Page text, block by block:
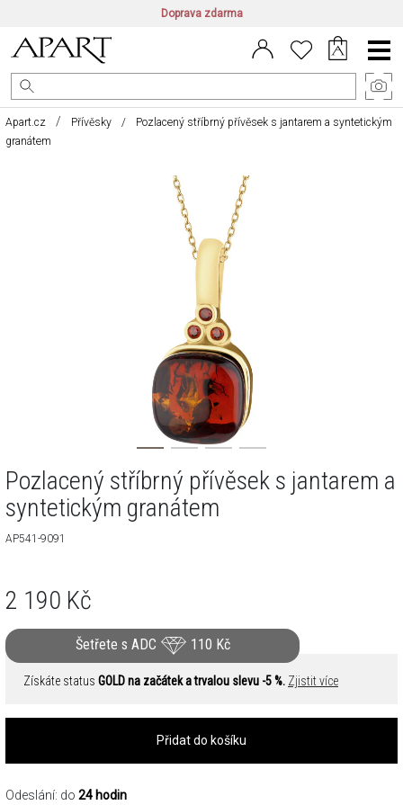
Doprava zdarma
CZ/CZK | EN/EUR PL/PLN
Main
Menu
Apart.cz Přívěsky
Pozlacený stříbrný přívěsek s jantarem a syntetickým
granátem
Pozlacený stříbrný přívěsek s jantarem a
syntetickým granátem
AP541-9091
2 190 Kč
Šetřete s ADC 110 Kč
Získáte status GOLD na začátek a trvalou slevu -5 %. Zjistit více
Přidat do košíku
Odeslání: do 24 hodin